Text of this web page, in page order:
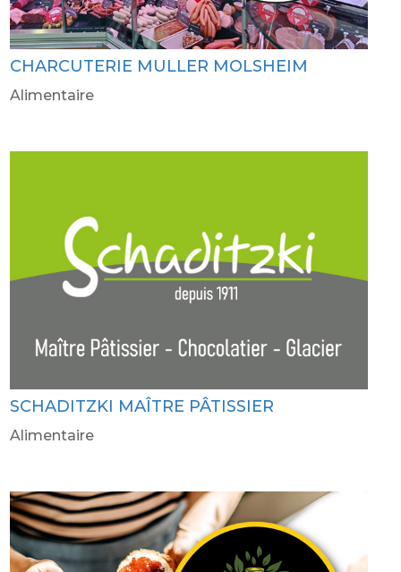
CHARCUTERIE MULLER MOLSHEIM
Alimentaire
SCHADITZKI MAÎTRE PÂTISSIER
Alimentaire